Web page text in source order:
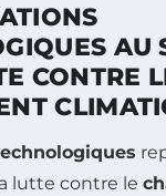
AU
CONTRE
lutte contre le